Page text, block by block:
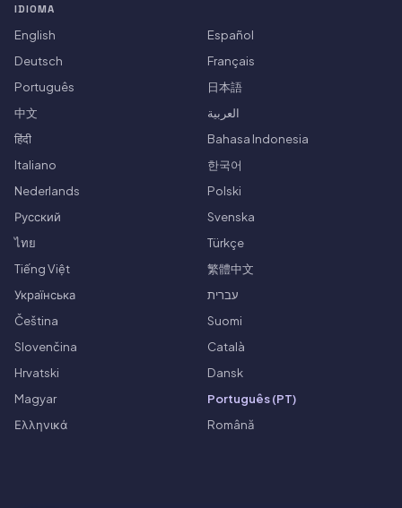
IDIOMA
English
Español
Deutsch
Français
Português
日本語
中文
العربية
हिंदी
Bahasa Indonesia
Italiano
한국어
Nederlands
Polski
Русский
Svenska
ไทย
Türkçe
Tiếng Việt
繁體中文
Українська
עברית
Čeština
Suomi
Slovenčina
Català
Hrvatski
Dansk
Magyar
Português (PT)
Ελληνικά
Română